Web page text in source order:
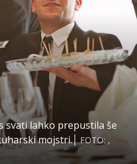
svati lahko prepustila še
mojstri.
FOTO: ,